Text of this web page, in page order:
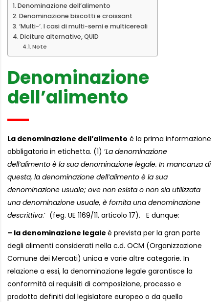
Denominazione dell’alimento
Denominazione biscotti e croissant
‘Multi-‘. I casi di multi-semi e multicereali
Diciture alternative, QUID
Note
Denominazione
dell’alimento
La denominazione dell’alimento è la prima informazione
obbligatoria in etichetta. (1) ‘La denominazione
dell’alimento è la sua denominazione legale. In mancanza di
questa, la denominazione dell’alimento è la sua
denominazione usuale; ove non esista o non sia utilizzata
una denominazione usuale, è fornita una denominazione
descrittiva.’ (feg. UE 1169/11, articolo 17). E dunque:
– la denominazione legale è prevista per la gran parte
degli alimenti considerati nella c.d. OCM (Organizzazione
Comune dei Mercati) unica e varie altre categorie. In
relazione a essi, la denominazione legale garantisce la
conformità ai requisiti di composizione, processo e
prodotto definiti dal legislatore europeo o da quello